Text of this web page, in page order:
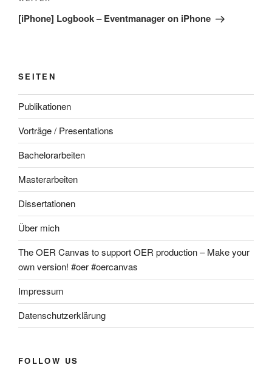
Beitrag
[iPhone] Logbook – Eventmanager on iPhone
SEITEN
Publikationen
Vorträge / Presentations
Bachelorarbeiten
Masterarbeiten
Dissertationen
Über mich
The OER Canvas to support OER production – Make your
own version! #oer #oercanvas
Impressum
Datenschutzerklärung
FOLLOW US